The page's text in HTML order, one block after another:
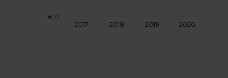
2017 2018 2019 2020
€ 0